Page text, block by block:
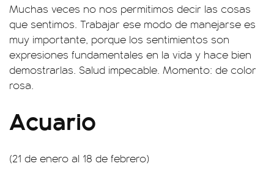
Muchas veces no nos permitimos decir las cosas
que sentimos. Trabajar ese modo de manejarse es
muy importante, porque los sentimientos son
expresiones fundamentales en la vida y hace bien
demostrarlas. Salud impecable. Momento: de color
rosa.
Acuario
(21 de enero al 18 de febrero)